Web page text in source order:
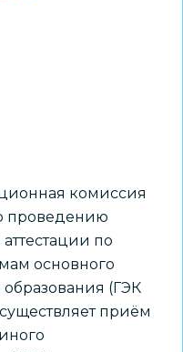
комиссия
проведению
по
основного
(ГЭК
приём